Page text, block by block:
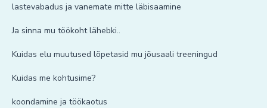
lastevabadus ja vanemate mitte läbisaamine
Ja sinna mu töökoht lähebki..
Kuidas elu muutused lõpetasid mu jõusaali treeningud
Kuidas me kohtusime?
koondamine ja töökaotus